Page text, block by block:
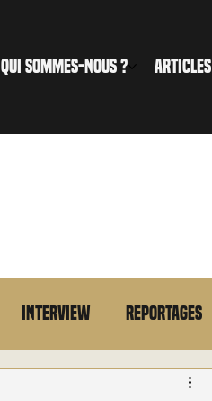
QUI SOMMES-NOUS ? ARTICLES
Interview Reportages